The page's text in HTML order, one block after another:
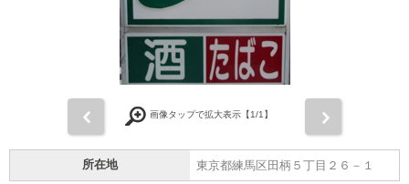
画像タップで拡大表示【1/1】
所在地 東京都練馬区田柄５丁目２６－１